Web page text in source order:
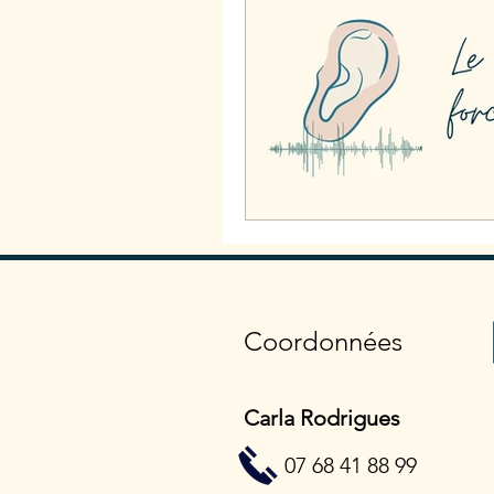
Coordonnées
Carla Rodrigues
07 68 41 88 99